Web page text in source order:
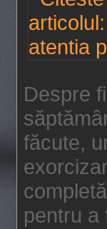
Despre
făcute,
pentru a